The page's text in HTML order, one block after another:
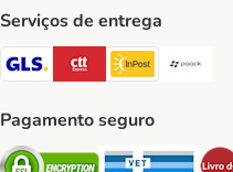
Serviços de entrega
GLS Shipping Method
CTTExpressInPost
Pagamento seguro
Security